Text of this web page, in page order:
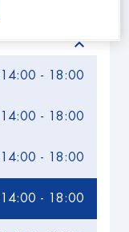
14:00 - 18:00
14:00 - 18:00
14:00 - 18:00
14:00 - 18:00